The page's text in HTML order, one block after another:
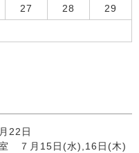
27 28 29
22日
７月15日(水),16日(木)